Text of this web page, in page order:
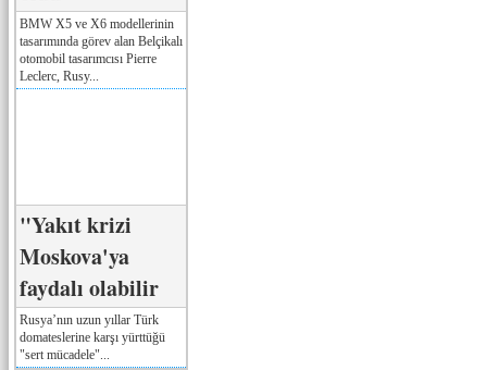
BMW X5 ve X6 modellerinin
tasarımında görev alan Belçikalı
otomobil tasarımcısı Pierre
Leclerc, Rusy...
"Yakıt krizi
Moskova'ya
faydalı olabilir
Rusya’nın uzun yıllar Türk
domateslerine karşı yürttüğü
"sert mücadele"...